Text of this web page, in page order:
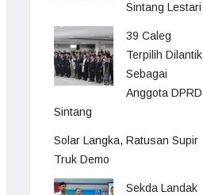
Sintang Lestari
39 Caleg
Terpilih Dilantik
Sebagai
Anggota DPRD
Sintang
Solar Langka, Ratusan Supir
Truk Demo
Sekda Landak